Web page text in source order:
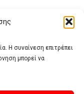
Η συναίνεση επιτρέπει
μπορεί να
είναι το αντίθετο της